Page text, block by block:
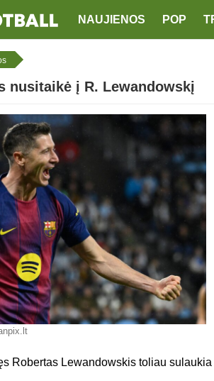
NAUJIENOS POP
nusitaikė į R. Lewandowskį
Robertas Lewandowskis toliau